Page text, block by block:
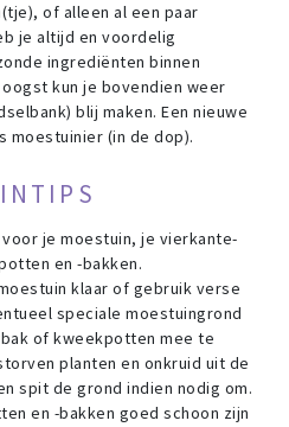
of alleen al een paar
je altijd en voordelig
ingrediënten binnen
kun je bovendien weer
blij maken. Een nieuwe
moestuinier (in de dop).
je moestuin, je vierkante-
en -bakken.
klaar of gebruik verse
speciale moestuingrond
of kweekpotten mee te
planten en onkruid uit de
spit de grond indien nodig om.
en -bakken goed schoon zijn